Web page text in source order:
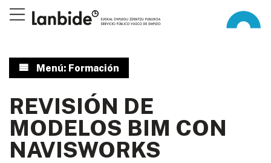
Menú: Formación
REVISIÓN DE
MODELOS BIM CON
NAVISWORKS